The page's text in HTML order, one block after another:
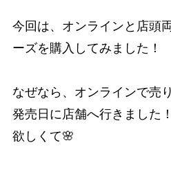
今回は、オンラインと店頭
ーズを購入してみました！
なぜなら、オンラインで売
発売日に店舗へ行きました
欲しくて🌸